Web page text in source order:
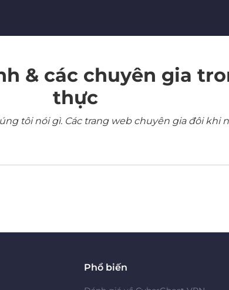
& các chuyên gia
thực
tôi nói gì. Các trang web chuyên gia đôi khi
Phổ biến